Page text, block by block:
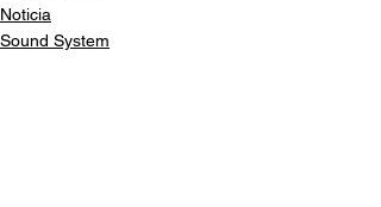
Noticia
Sound System